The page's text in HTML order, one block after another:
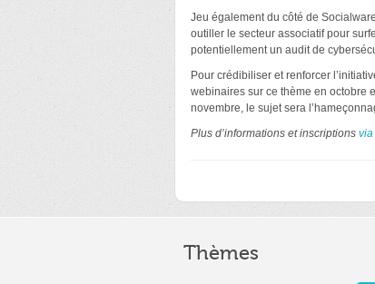
Jeu également du côté de
outiller le secteur associatif pour
potentiellement un audit de
Pour crédibiliser et renforcer
webinaires sur ce thème en octobre
novembre, le sujet sera
Plus d’informations et inscriptions via
Thèmes